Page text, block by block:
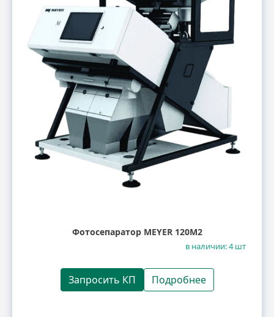
Фотосепаратор MEYER 120M2
в наличии: 4 шт
Запросить КП Подробнее